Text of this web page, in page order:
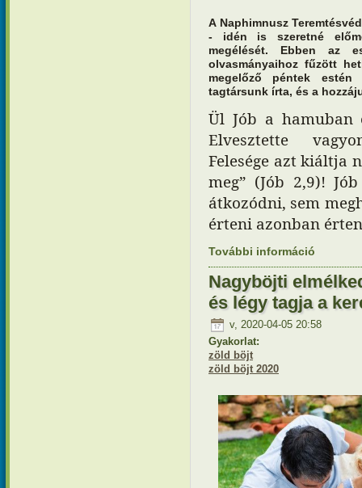
A Naphimnusz
- idén is szeretné
megélését. Ebben az
olvasmányaihoz fűzött
megelőző péntek
tagtársunk írta, és a
Ül Jób a hamuban
Elvesztette
Felesége azt kiáltja
meg” (Jób 2,9)!
átkozódni, sem
érteni azonban
További információ
Nagyböjti
és légy tagja a
v, 2020-04-05 20:58
Gyakorlat:
zöld böjt
zöld böjt 2020